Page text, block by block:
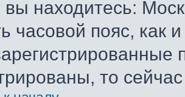
вы находитесь:
часовой пояс, как
то